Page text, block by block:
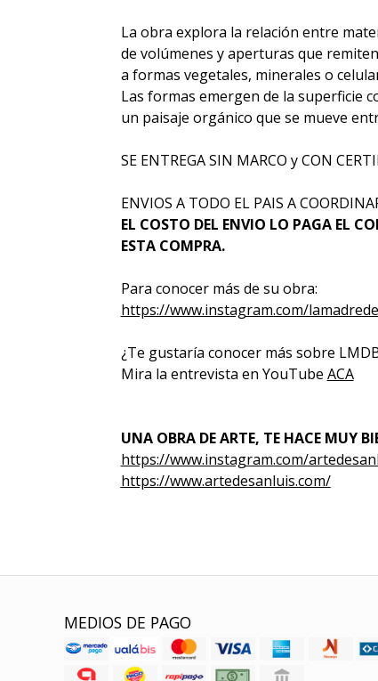
La obra explora la relación entre
de volúmenes y aperturas que
a formas vegetales, minerales o
Las formas emergen de la superficie
un paisaje orgánico que se mueve
SE ENTREGA SIN MARCO y CON
ENVIOS A TODO EL PAIS A
EL COSTO DEL ENVIO LO PAGA EL
ESTA COMPRA.
Para conocer más de su obra:
https://www.instagram.com/
¿Te gustaría conocer más sobre
Mira la entrevista en YouTube ACA
UNA OBRA DE ARTE, TE HACE MUY
https://www.instagram.com/
https://www.artedesanluis.com/
MEDIOS DE PAGO